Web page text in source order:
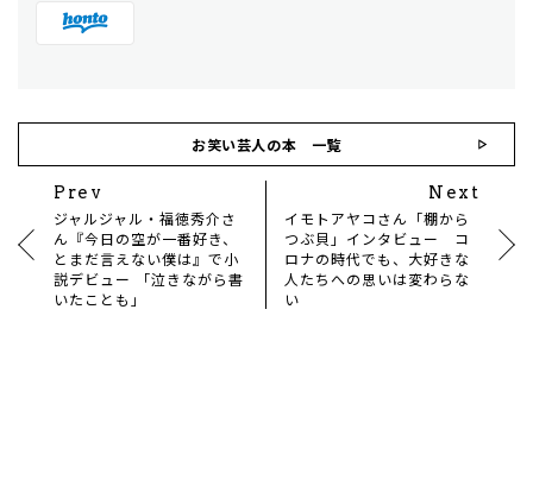
お笑い芸人の本 一覧
Prev
ジャルジャル・福徳秀介さ
ん『今日の空が一番好き、
とまだ言えない僕は』で小
説デビュー 「泣きながら書
いたことも」
Next
イモトアヤコさん「棚から
つぶ貝」インタビュー コ
ロナの時代でも、大好きな
人たちへの思いは変わらな
い